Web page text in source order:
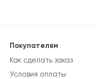
Покупателям
Как сделать заказ
Условия оплаты